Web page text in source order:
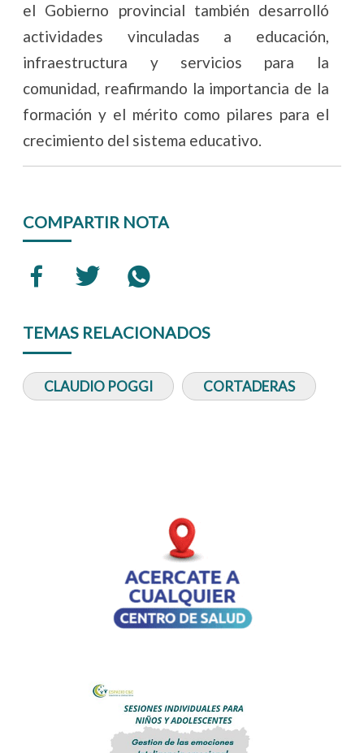
el Gobierno provincial también desarrolló
actividades vinculadas a educación,
infraestructura y servicios para la
comunidad, reafirmando la importancia de la
formación y el mérito como pilares para el
crecimiento del sistema educativo.
COMPARTIR NOTA
TEMAS RELACIONADOS
CLAUDIO POGGI CORTADERAS